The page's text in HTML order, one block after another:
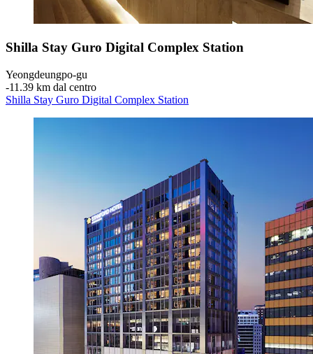
Shilla Stay Guro Digital Complex Station
Yeongdeungpo-gu
‐11.39 km dal centro
Shilla Stay Guro Digital Complex Station